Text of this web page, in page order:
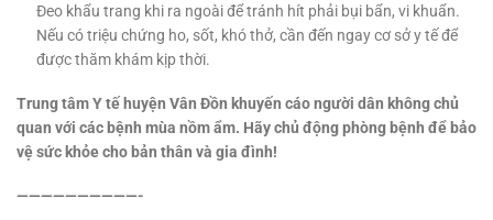
Đeo khẩu trang khi ra ngoài để tránh hít phải bụi bẩn, vi khuẩn.
Nếu có triệu chứng ho, sốt, khó thở, cần đến ngay cơ sở y tế để
được thăm khám kịp thời.
Trung tâm Y tế huyện Vân Đồn khuyến cáo người dân không chủ
quan với các bệnh mùa nồm ẩm. Hãy chủ động phòng bệnh để bảo
vệ sức khỏe cho bản thân và gia đình!
——————————-